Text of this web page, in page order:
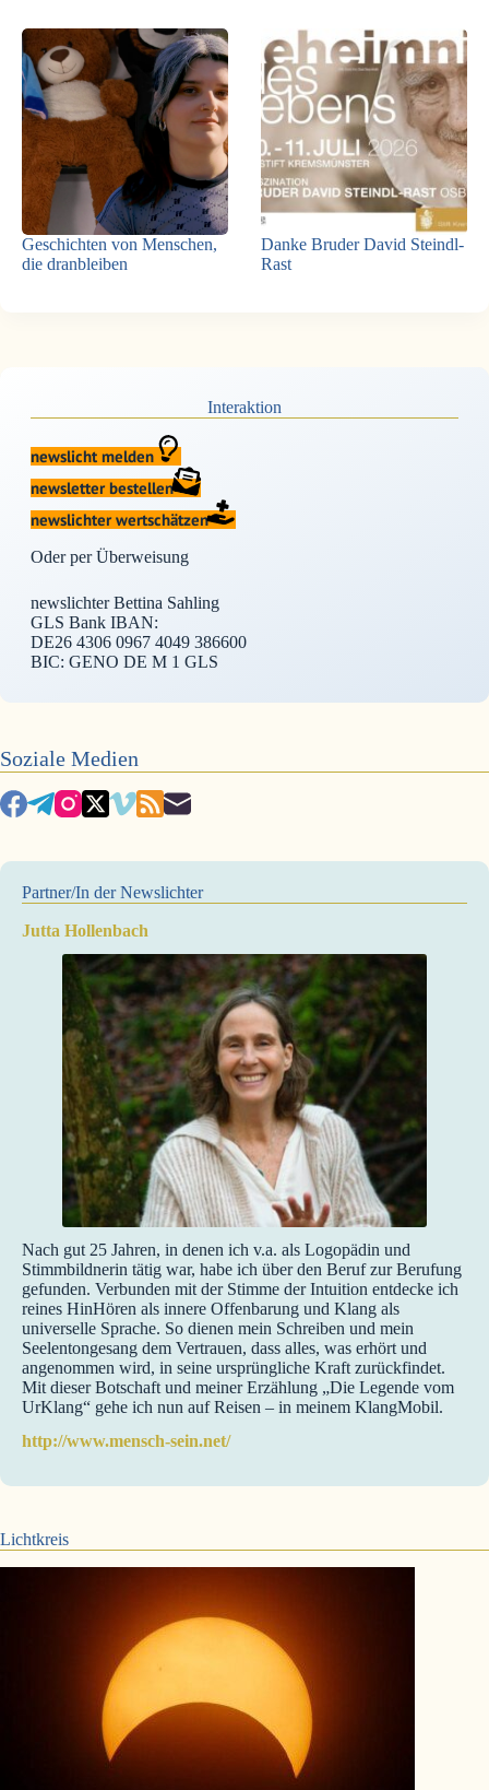
Geschichten von Menschen,
die dranbleiben
Danke Bruder David Steindl-
Rast
Interaktion
newslicht melden
newsletter bestellen
newslichter wertschätzen
Oder per Überweisung
newslichter Bettina Sahling
GLS Bank IBAN:
DE26 4306 0967 4049 386600
BIC: GENO DE M 1 GLS
Soziale Medien
Partner/In der Newslichter
Jutta Hollenbach
Nach gut 25 Jahren, in denen ich v.a. als Logopädin und
Stimmbildnerin tätig war, habe ich über den Beruf zur Berufung
gefunden. Verbunden mit der Stimme der Intuition entdecke ich
reines HinHören als innere Offenbarung und Klang als
universelle Sprache. So dienen mein Schreiben und mein
Seelentongesang dem Vertrauen, dass alles, was erhört und
angenommen wird, in seine ursprüngliche Kraft zurückfindet.
Mit dieser Botschaft und meiner Erzählung „Die Legende vom
UrKlang“ gehe ich nun auf Reisen – in meinem KlangMobil.
http://www.mensch-sein.net/
Lichtkreis